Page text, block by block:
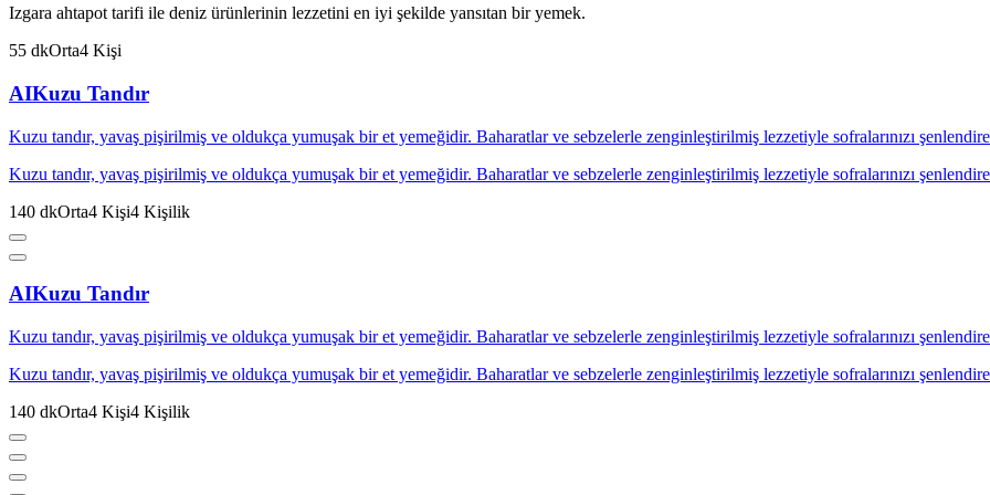
Izgara ahtapot tarifi ile deniz ürünlerinin lezzetini en iyi şekilde yansıtan bir yemek.
55 dkOrta4 Kişi
AIKuzu Tandır
Kuzu tandır, yavaş pişirilmiş ve oldukça yumuşak bir et yemeğidir. Baharatlar ve sebzelerle zenginleştirilmiş lezzetiyle sofralarınızı
Kuzu tandır, yavaş pişirilmiş ve oldukça yumuşak bir et yemeğidir. Baharatlar ve sebzelerle zenginleştirilmiş lezzetiyle sofralarınızı
140 dkOrta4 Kişi4 Kişilik
AIKuzu Tandır
Kuzu tandır, yavaş pişirilmiş ve oldukça yumuşak bir et yemeğidir. Baharatlar ve sebzelerle zenginleştirilmiş lezzetiyle sofralarınızı
Kuzu tandır, yavaş pişirilmiş ve oldukça yumuşak bir et yemeğidir. Baharatlar ve sebzelerle zenginleştirilmiş lezzetiyle sofralarınızı
140 dkOrta4 Kişi4 Kişilik